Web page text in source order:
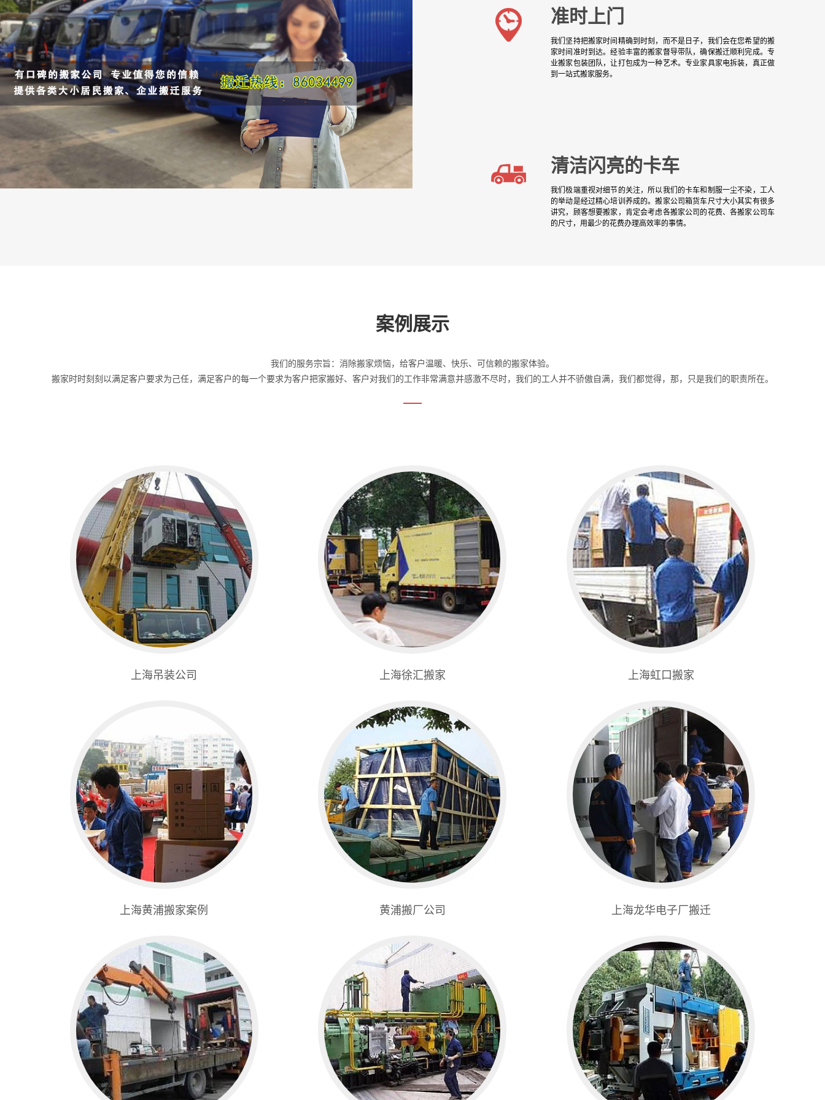
准时上门
我们坚持把搬家时间精确到时刻，而不是日子，我们会在您希望的搬
家时间准时到达。经验丰富的搬家督导带队，确保搬迁顺利完成。专
业搬家包装团队，让打包成为一种艺术。专业家具家电拆装，真正做
到一站式搬家服务。
清洁闪亮的卡车
我们极端重视对细节的关注，所以我们的卡车和制服一尘不染，工人
的举动是经过精心培训养成的。搬家公司箱货车尺寸大小其实有很多
讲究，顾客想要搬家，肯定会考虑各搬家公司的花费、各搬家公司车
的尺寸，用最少的花费办理高效率的事情。
案例展示
我们的服务宗旨：消除搬家烦恼，给客户温暖、快乐、可信赖的搬家体验。
搬家时时刻刻以满足客户要求为己任，满足客户的每一个要求为客户把家搬好、客户对我们的工作非常满意并感激不尽时，我们的工人并不骄傲自满，我们都觉得，那，只是我们的职责所在。
上海吊装公司 上海徐汇搬家 上海虹口搬家
上海黄浦搬家案例 黄浦搬厂公司 上海龙华电子厂搬迁